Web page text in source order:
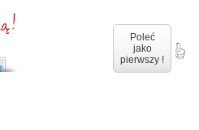
Poleć
jako
pierwszy !